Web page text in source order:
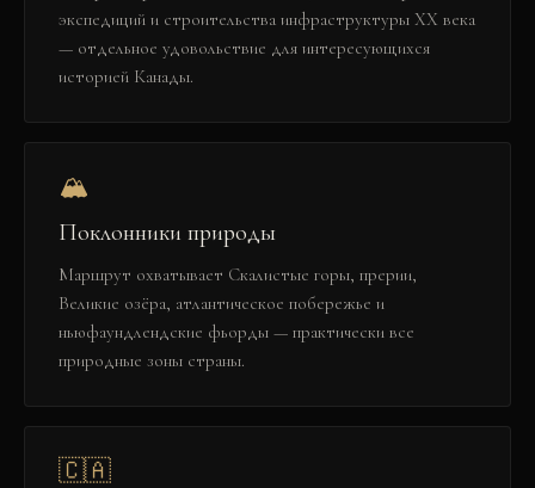
экспедиций и строительства инфраструктуры XX века
— отдельное удовольствие для интересующихся
историей Канады.
🏔️
Поклонники природы
Маршрут охватывает Скалистые горы, прерии,
Великие озёра, атлантическое побережье и
ньюфаундлендские фьорды — практически все
природные зоны страны.
🇨🇦